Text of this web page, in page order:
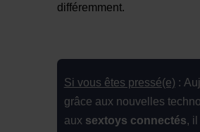
différemment.
Si vous êtes pressé(e) :
grâce aux nouvelles
aux sextoys connectés,